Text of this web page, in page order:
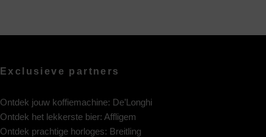
Exclusieve partners
Ontdek jouw koffiemachine: De’Longhi
Ontdek het lekkerste bier: Affligem
Ontdek prachtige horloges: Breitling